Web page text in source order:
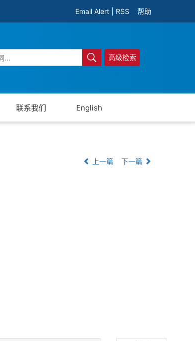
Email Alert RSS 帮助
高级检索
联系我们 English
上一篇 下一篇